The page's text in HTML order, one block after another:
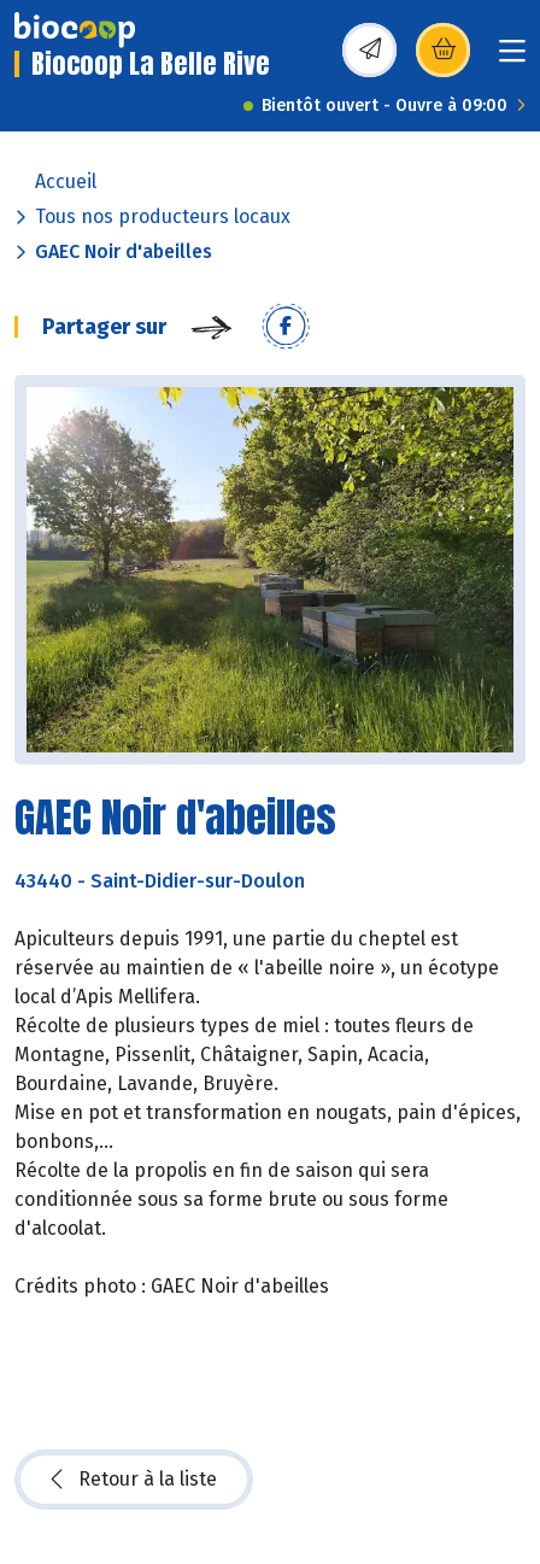
Biocoop La Belle Rive (s’ouvre dans une
Bientôt ouvert - Ouvre à 09:00
Accueil
Tous nos producteurs locaux
GAEC Noir d'abeilles
Partager sur
GAEC Noir d'abeilles
43440 - Saint-Didier-sur-Doulon
Apiculteurs depuis 1991, une partie du cheptel est
réservée au maintien de « l'abeille noire », un écotype
local d’Apis Mellifera.
Récolte de plusieurs types de miel : toutes fleurs de
Montagne, Pissenlit, Châtaigner, Sapin, Acacia,
Bourdaine, Lavande, Bruyère.
Mise en pot et transformation en nougats, pain d'épices,
bonbons,...
Récolte de la propolis en fin de saison qui sera
conditionnée sous sa forme brute ou sous forme
d'alcoolat.
Crédits photo : GAEC Noir d'abeilles
Retour à la liste